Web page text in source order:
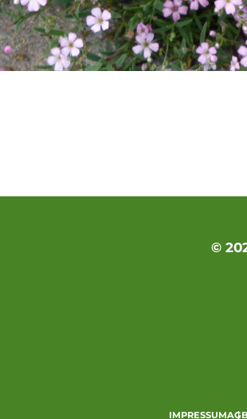
©
IMPRESSUMAGB